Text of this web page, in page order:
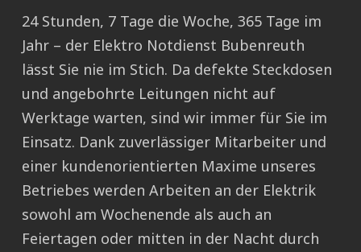
24 Stunden, 7 Tage die Woche, 365 Tage im
Jahr – der Elektro Notdienst Bubenreuth
lässt Sie nie im Stich. Da defekte Steckdosen
und angebohrte Leitungen nicht auf
Werktage warten, sind wir immer für Sie im
Einsatz. Dank zuverlässiger Mitarbeiter und
einer kundenorientierten Maxime unseres
Betriebes werden Arbeiten an der Elektrik
sowohl am Wochenende als auch an
Feiertagen oder mitten in der Nacht durch